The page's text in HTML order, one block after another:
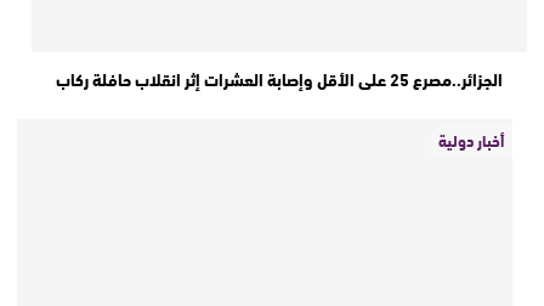
الجزائر..مصرع 25 على الأقل وإصابة العشرات إثر انقلاب حافلة ركاب
أخبار دولية